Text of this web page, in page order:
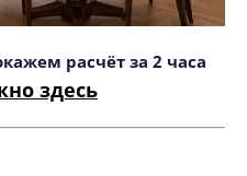
расчёт за 2 часа
здесь